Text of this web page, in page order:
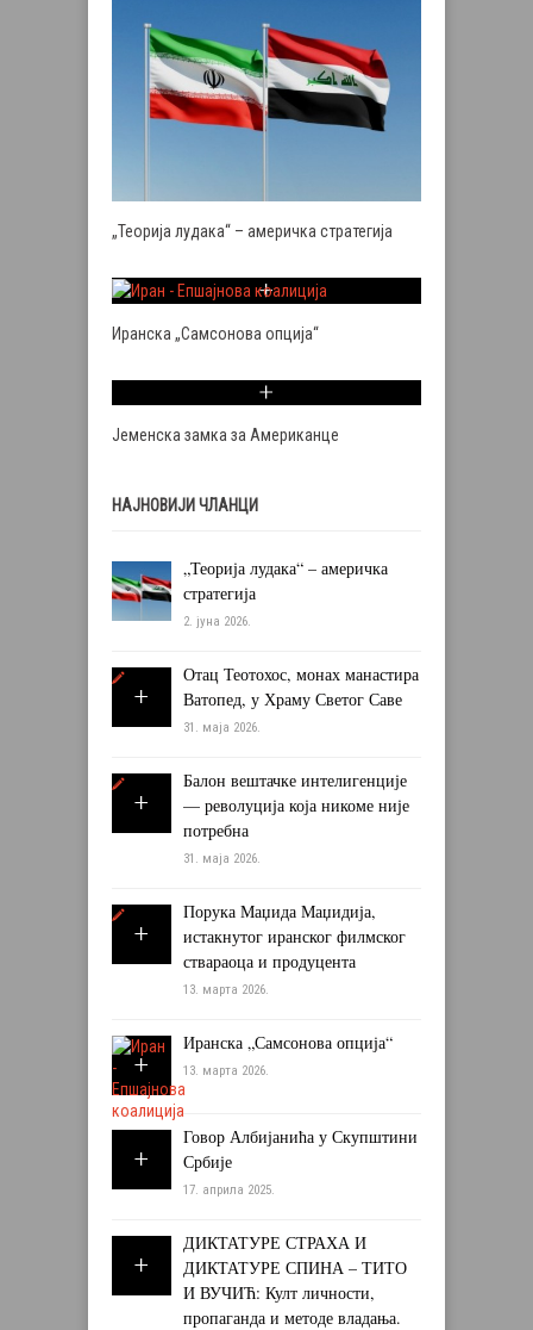
„Теорија лудака“ – америчка стратегија
Иранска „Самсонова опција“
Јеменска замка за Американце
НАЈНОВИЈИ ЧЛАНЦИ
„Теорија лудака“ – америчка
стратегија
2. јуна 2026.
Отац Теотохос, монах манастира
Ватопед, у Храму Светог Саве
31. маја 2026.
Балон вештачке интелигенције
— револуција која никоме није
потребна
31. маја 2026.
Порука Маџида Маџидија,
истакнутог иранског филмског
ствараоца и продуцента
13. марта 2026.
Иранска „Самсонова опција“
13. марта 2026.
Говор Албијанића у Скупштини
Србије
17. априла 2025.
ДИКТАТУРЕ СТРАХА И
ДИКТАТУРЕ СПИНА – ТИТО
И ВУЧИЋ: Култ личности,
пропаганда и методе владања.